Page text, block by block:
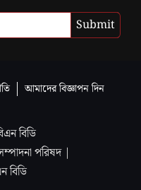
Submit
আমাদের বিজ্ঞাপন দিন
বিডি
পরিষদ |
বিডি